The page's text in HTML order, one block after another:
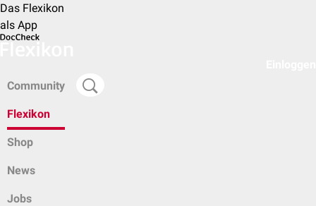
Das Flexikon
als App
Community
Flexikon
Shop
News
Jobs